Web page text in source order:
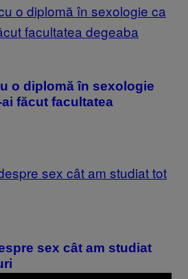
o diplomă în sexologie
făcut facultatea
sex cât am studiat